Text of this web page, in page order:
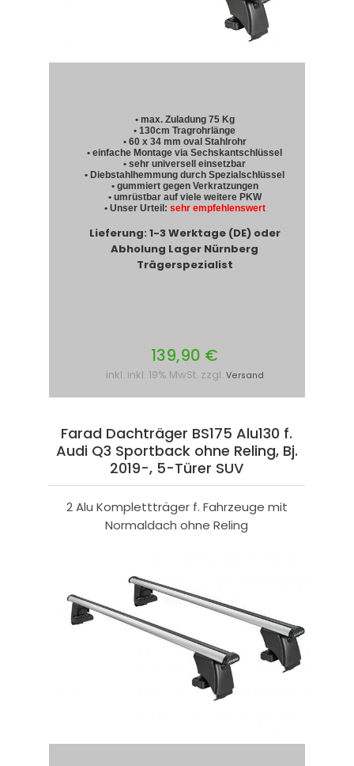
• max. Zuladung 75 Kg
• 130cm Tragrohrlänge
• 60 x 34 mm oval Stahlrohr
• einfache Montage via Sechskantschlüssel
• sehr universell einsetzbar
• Diebstahlhemmung durch Spezialschlüssel
• gummiert gegen Verkratzungen
• umrüstbar auf viele weitere PKW
• Unser Urteil: sehr empfehlenswert
Lieferung: 1-3 Werktage (DE) oder
Abholung Lager Nürnberg
Trägerspezialist
139,90 €
inkl. inkl. 19% MwSt. zzgl. Versand
Farad Dachträger BS175 Alu130 f.
Audi Q3 Sportback ohne Reling, Bj.
2019-, 5-Türer SUV
2 Alu Komplettträger f. Fahrzeuge mit
Normaldach ohne Reling